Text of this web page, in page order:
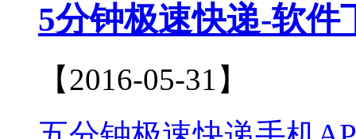
5分钟极速快递-软件
【2016-05-31】